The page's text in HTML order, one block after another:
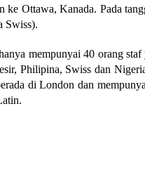
ke Ottawa, Kanada. Pada
Swiss).
mempunyai 40 orang
Philipina, Swiss dan
di London dan